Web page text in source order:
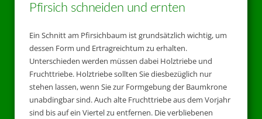
Pfirsich schneiden und ernten
Ein Schnitt am Pfirsichbaum ist grundsätzlich wichtig, um
dessen Form und Ertragreichtum zu erhalten.
Unterschieden werden müssen dabei Holztriebe und
Fruchttriebe. Holztriebe sollten Sie diesbezüglich nur
stehen lassen, wenn Sie zur Formgebung der Baumkrone
unabdingbar sind. Auch alte Fruchttriebe aus dem Vorjahr
sind bis auf ein Viertel zu entfernen. Die verbliebenen